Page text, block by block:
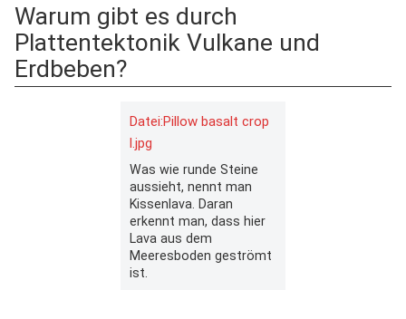
Warum gibt es durch
Plattentektonik Vulkane und
Erdbeben?
Datei:Pillow basalt crop
l.jpg
Was wie runde Steine
aussieht, nennt man
Kissenlava. Daran
erkennt man, dass hier
Lava aus dem
Meeresboden geströmt
ist.